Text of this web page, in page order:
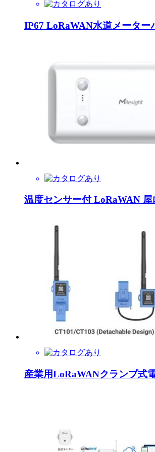
IP67 LoRaWAN水道メータ
温度センサー付 LoRaWAN
産業用LoRaWANクランプ式